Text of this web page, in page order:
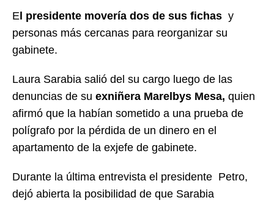
E l presidente movería dos de sus fichas y
personas más cercanas para reorganizar su
gabinete.
Laura Sarabia salió del su cargo luego de las
denuncias de su exniñera Marelbys Mesa, quien
afirmó que la habían sometido a una prueba de
polígrafo por la pérdida de un dinero en el
apartamento de la exjefe de gabinete.
Durante la última entrevista el presidente Petro,
dejó abierta la posibilidad de que Sarabia